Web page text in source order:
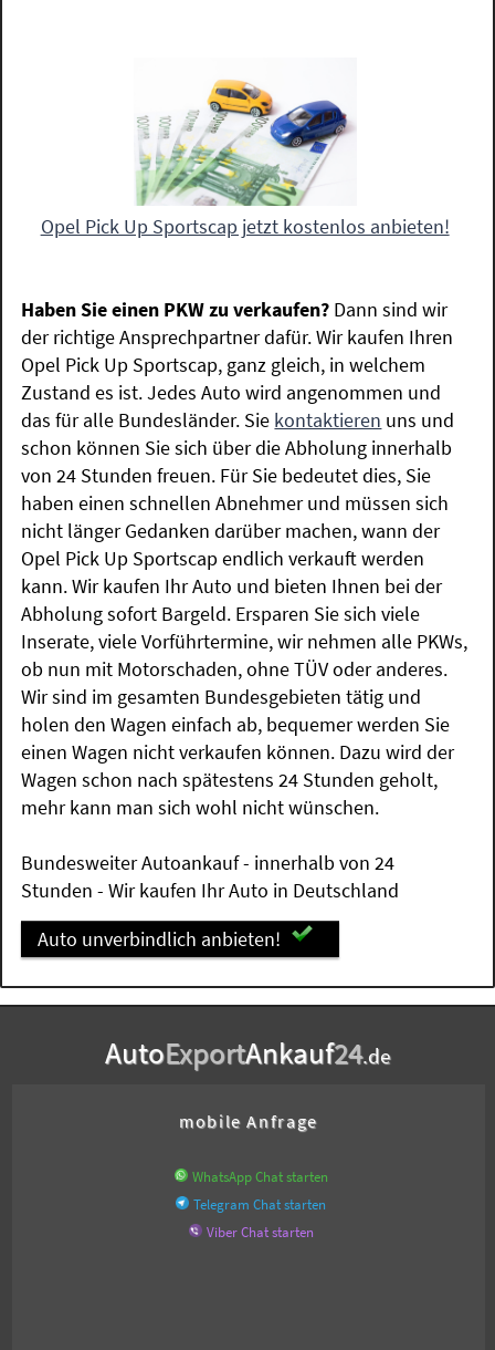
Opel Pick Up Sportscap jetzt kostenlos anbieten!
Haben Sie einen PKW zu verkaufen? Dann sind wir
der richtige Ansprechpartner dafür. Wir kaufen Ihren
Opel Pick Up Sportscap, ganz gleich, in welchem
Zustand es ist. Jedes Auto wird angenommen und
das für alle Bundesländer. Sie kontaktieren uns und
schon können Sie sich über die Abholung innerhalb
von 24 Stunden freuen. Für Sie bedeutet dies, Sie
haben einen schnellen Abnehmer und müssen sich
nicht länger Gedanken darüber machen, wann der
Opel Pick Up Sportscap endlich verkauft werden
kann. Wir kaufen Ihr Auto und bieten Ihnen bei der
Abholung sofort Bargeld. Ersparen Sie sich viele
Inserate, viele Vorführtermine, wir nehmen alle PKWs,
ob nun mit Motorschaden, ohne TÜV oder anderes.
Wir sind im gesamten Bundesgebieten tätig und
holen den Wagen einfach ab, bequemer werden Sie
einen Wagen nicht verkaufen können. Dazu wird der
Wagen schon nach spätestens 24 Stunden geholt,
mehr kann man sich wohl nicht wünschen.
Bundesweiter Autoankauf - innerhalb von 24
Stunden - Wir kaufen Ihr Auto in Deutschland
Auto unverbindlich anbieten!
AutoExportAnkauf24.de
mobile Anfrage
WhatsApp Chat starten
Telegram Chat starten
Viber Chat starten